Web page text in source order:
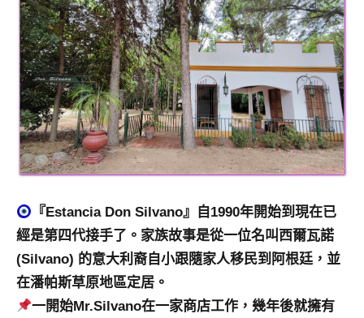
及
活
動
主
持、
學
校
企
業
座、
部
客
及
旅
『Estancia Don Silvano』自1990年開始到現在已
經是第四代接手了。家族故事是從一位名叫西爾瓦諾
(Silvano) 的意大利裔自小跟隨家人移民到阿根廷，並
在潘帕斯草原地區定居。
一開始Mr.Silvano在一家商店工作，幾年後就擁有